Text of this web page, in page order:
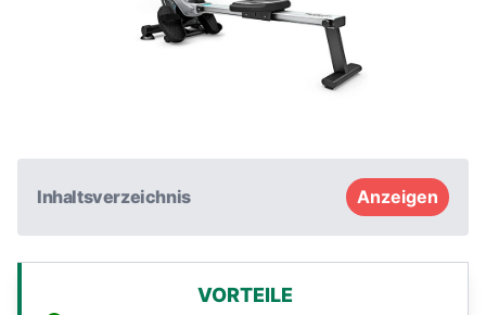
Inhaltsverzeichnis Anzeigen
VORTEILE